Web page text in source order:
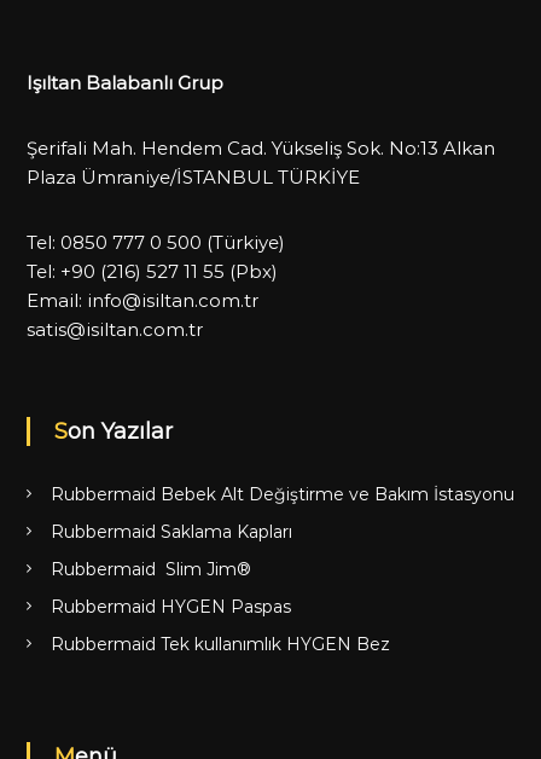
Işıltan Balabanlı Grup
Şerifali Mah. Hendem Cad. Yükseliş Sok. No:13 Alkan
Plaza Ümraniye/İSTANBUL TÜRKİYE
Tel: 0850 777 0 500 (Türkiye)
Tel: +90 (216) 527 11 55 (Pbx)
Email: info@isiltan.com.tr
satis@isiltan.com.tr
Son Yazılar
Rubbermaid Bebek Alt Değiştirme ve Bakım İstasyonu
Rubbermaid Saklama Kapları
Rubbermaid Slim Jim®
Rubbermaid HYGEN Paspas
Rubbermaid Tek kullanımlık HYGEN Bez